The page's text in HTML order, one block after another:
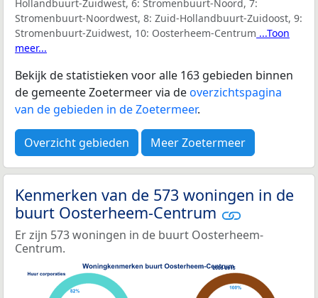
Hollandbuurt-Zuidwest, 6: Stromenbuurt-Noord, 7:
Stromenbuurt-Noordwest, 8: Zuid-Hollandbuurt-Zuidoost, 9:
Stromenbuurt-Zuidwest, 10: Oosterheem-Centrum ...Toon
meer...
Bekijk de statistieken voor alle 163 gebieden binnen
de gemeente Zoetermeer via deoverzichtspagina
van de gebieden in de Zoetermeer.
Overzicht gebieden Meer Zoetermeer
Kenmerken van de 573 woningen in de
buurt Oosterheem-Centrum
Er zijn 573 woningen in de buurt Oosterheem-
Centrum.